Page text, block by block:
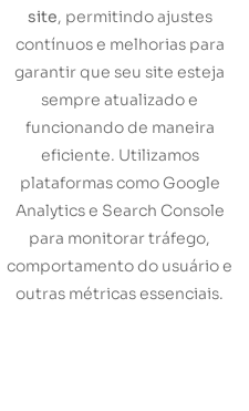
site, permitindo ajustes
contínuos e melhorias para
garantir que seu site esteja
sempre atualizado e
funcionando de maneira
eficiente. Utilizamos
plataformas como Google
Analytics e Search Console
para monitorar tráfego,
comportamento do usuário e
outras métricas essenciais.